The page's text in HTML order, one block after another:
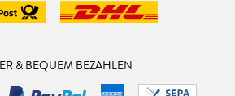
& BEQUEM BEZAHLEN